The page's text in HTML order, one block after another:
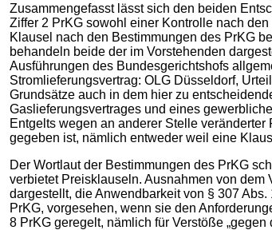
Zusammengefasst lässt sich den beiden
Ziffer 2 PrKG sowohl einer Kontrolle nach
Klausel nach den Bestimmungen des PrKG
behandeln beide der im Vorstehenden
Ausführungen des Bundesgerichtshofs
Stromlieferungsvertrag: OLG Düsseldorf,
Grundsätze auch in dem hier zu
Gaslieferungsvertrages und eines
Entgelts wegen an anderer Stelle
gegeben ist, nämlich entweder weil eine
Der Wortlaut der Bestimmungen des PrKG
verbietet Preisklauseln. Ausnahmen von
dargestellt, die Anwendbarkeit von § 307
PrKG, vorgesehen, wenn sie den
8 PrKG geregelt, nämlich für Verstöße